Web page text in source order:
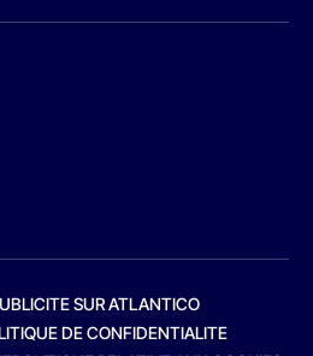
SUR ATLANTICO
DE CONFIDENTIALITE